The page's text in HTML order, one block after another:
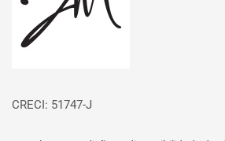
CRECI: 51747-J